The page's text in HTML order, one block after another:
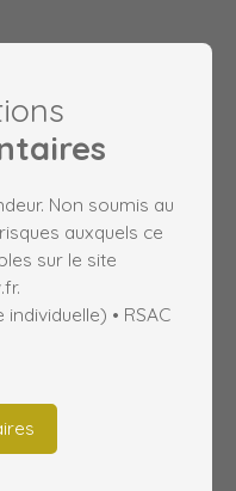
Non soumis au
auxquels ce
sur le site
• RSAC